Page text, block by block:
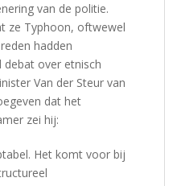
van de politie.
ze Typhoon, oftwewel
hadden
debat over etnisch
Van der Steur van
dat het
zei hij:
Het komt voor bij